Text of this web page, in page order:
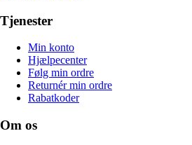
Tjenester
Min konto
Hjælpecenter
Følg min ordre
Returnér min ordre
Rabatkoder
Om os